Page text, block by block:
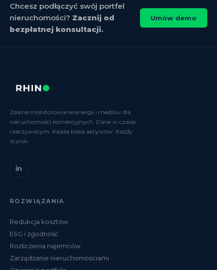
Chcesz podłączyć swój portfel
nieruchomości? Zacznij od
bezpłatnej konsultacji.
Umów demo
Zdalne monitorowanie energii i mediów dla
nieruchomości komercyjnych. Dane w czasie
rzeczywistym. Każda klasa aktywów. Każdy
licznik.
ROZWIĄZANIA
Redukcja kosztów
ESG i zgodność
Rozliczenia najemców
Zarządzanie nieruchomościami